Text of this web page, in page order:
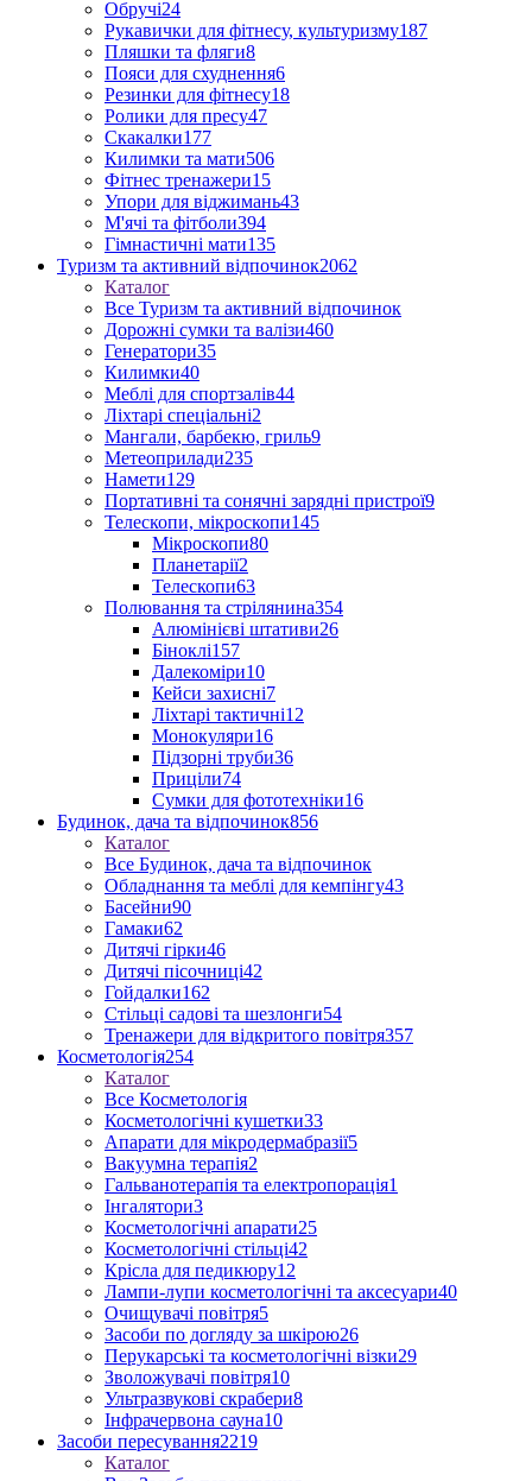
Обручі24
Рукавички для фітнесу, культуризму187
Пляшки та фляги8
Пояси для схуднення6
Резинки для фітнесу18
Ролики для пресу47
Скакалки177
Килимки та мати506
Фітнес тренажери15
Упори для віджимань43
М'ячі та фітболи394
Гімнастичні мати135
Туризм та активний відпочинок2062
Каталог
Все Туризм та активний відпочинок
Дорожні сумки та валізи460
Генератори35
Килимки40
Меблі для спортзалів44
Ліхтарі спеціальні2
Мангали, барбекю, гриль9
Метеоприлади235
Намети129
Портативні та сонячні зарядні пристрої9
Телескопи, мікроскопи145
Мікроскопи80
Планетарії2
Телескопи63
Полювання та стрілянина354
Алюмінієві штативи26
Біноклі157
Далекоміри10
Кейси захисні7
Ліхтарі тактичні12
Монокуляри16
Підзорні труби36
Приціли74
Сумки для фототехніки16
Будинок, дача та відпочинок856
Каталог
Все Будинок, дача та відпочинок
Обладнання та меблі для кемпінгу43
Басейни90
Гамаки62
Дитячі гірки46
Дитячі пісочниці42
Гойдалки162
Стільці садові та шезлонги54
Тренажери для відкритого повітря357
Косметологія254
Каталог
Все Косметологія
Косметологічні кушетки33
Апарати для мікродермабразії5
Вакуумна терапія2
Гальванотерапія та електропорація1
Інгалятори3
Косметологічні апарати25
Косметологічні стільці42
Крісла для педикюру12
Лампи-лупи косметологічні та аксесуари40
Очищувачі повітря5
Засоби по догляду за шкірою26
Перукарські та косметологічні візки29
Зволожувачі повітря10
Ультразвукові скрабери8
Інфрачервона сауна10
Засоби пересування2219
Каталог